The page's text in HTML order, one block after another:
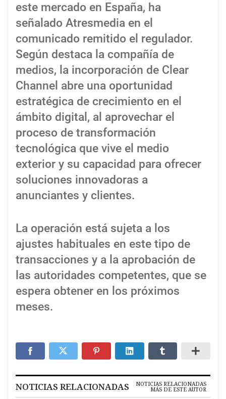
este mercado en España, ha
señalado Atresmedia en el
comunicado remitido el regulador.
Según destaca la compañía de
medios, la incorporación de Clear
Channel abre una oportunidad
estratégica de crecimiento en el
ámbito digital, al aprovechar el
proceso de transformación
tecnológica que vive el medio
exterior y su capacidad para ofrecer
soluciones innovadoras a
anunciantes y clientes.
La operación está sujeta a los
ajustes habituales en este tipo de
transacciones y a la aprobación de
las autoridades competentes, que se
espera obtener en los próximos
meses.
NOTICIAS RELACIONADAS NOTICIAS RELACIONADAS
MÁS DE ESTE AUTOR